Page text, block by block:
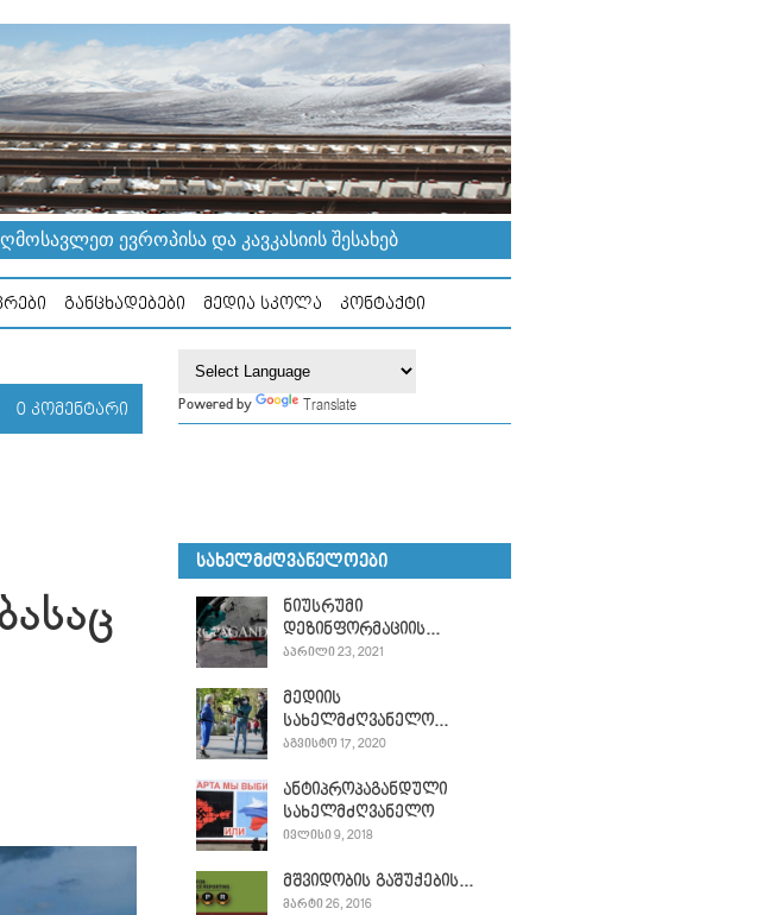
ᲔᲕᲠᲝᲞᲘᲡᲐ ᲓᲐ ᲙᲐᲕᲙᲐᲡᲘᲘᲡ ᲨᲔᲡᲐᲮᲔᲑ
ᲒᲐᲜᲪᲮᲐᲓᲔᲑᲔᲑᲘ ᲛᲔᲓᲘᲐ ᲡᲙᲝᲚᲐ ᲙᲝᲜᲢᲐᲥᲢᲘ
0 ᲙᲝᲛᲔᲜᲢᲐᲠᲘ Powered by Translate
ᲡᲐᲮᲔᲚᲛᲫᲦᲕᲐᲜᲔᲚᲝᲔᲑᲘ
ნიუსრუმი
დეზინფორმაციის...
ᲐᲞᲠᲘᲚᲘ 23, 2021
მედიის
სახელმძღვანელო...
ᲐᲒᲕᲘᲡᲢᲝ 17, 2020
ანტიპროპაგანდული
სახელმძღვანელო
ᲘᲕᲚᲘᲡᲘ 9, 2018
მშვიდობის გაშუქების...
ᲛᲐᲠᲢᲘ 26, 2016